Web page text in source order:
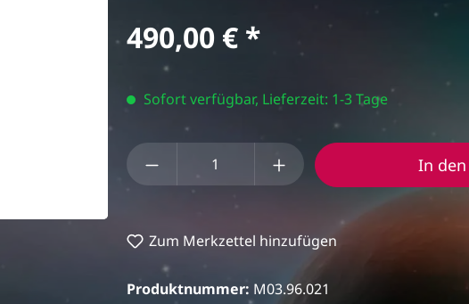
Regulärer Preis:
490,00 €
Sofort verfügbar, Lieferzeit: 1-3 Tage
Produkt Anzahl: Gib den In
Zum Merkzettel hinzufügen
Produktnummer: M03.96.021